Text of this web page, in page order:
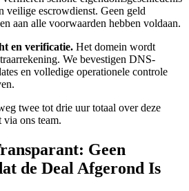
veilige escrowdienst. Geen geld
aan alle voorwaarden hebben voldaan.
en verificatie. Het domein wordt
We bevestigen DNS-
en volledige operationele controle
twee tot drie uur totaal over deze
ons team.
Geen
de Deal Afgerond Is